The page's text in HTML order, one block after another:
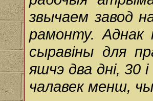
звычаем завод
рамонту. Аднак
сыравіны для
яшчэ два дні, 30
чалавек менш,